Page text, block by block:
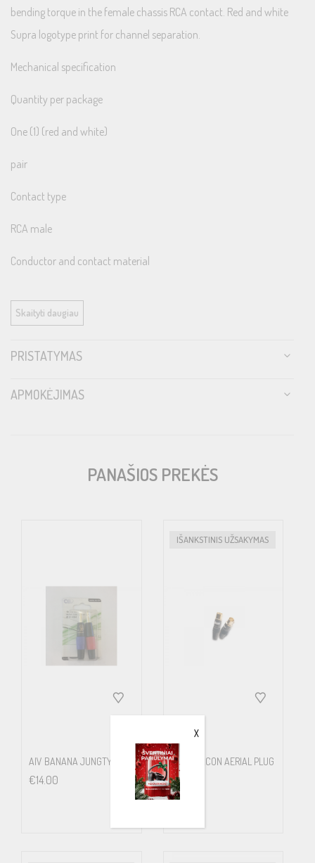
bending torque in the female chassis RCA contact. Red and white
Supra logotype print for channel separation.
Mechanical specification
Quantity per package
One (1) (red and white)
pair
Contact type
RCA male
Conductor and contact material
Insulation
PTFE
Jacket
Strain relief
Quick lock cap
Maximum cable diameter
13.5 x 46
Skaityti daugiau
PRISTATYMAS
APMOKĖJIMAS
PANAŠIOS PREKĖS
AIV BANANA JUNGTYS
€14.00
IŠANKSTINIS UŽSAKYMAS
SUPRA ACON AERIAL PLUG
MALE
€11.00
X